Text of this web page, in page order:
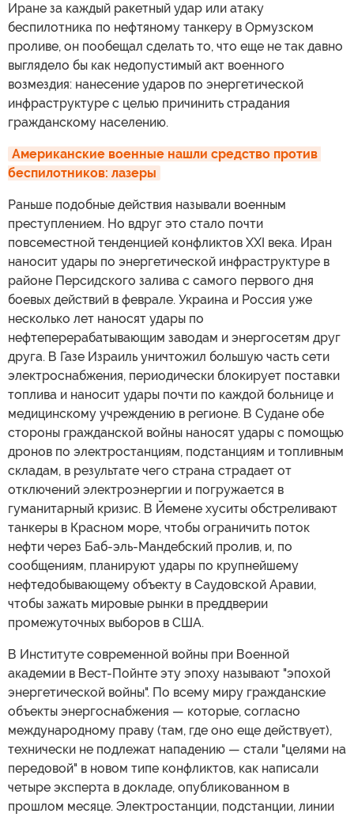
Иране за каждый ракетный удар или атаку
беспилотника по нефтяному танкеру в Ормузском
проливе, он пообещал сделать то, что еще не так давно
выглядело бы как недопустимый акт военного
возмездия: нанесение ударов по энергетической
инфраструктуре с целью причинить страдания
гражданскому населению.
Американские военные нашли средство против
беспилотников: лазеры
Раньше подобные действия называли военным
преступлением. Но вдруг это стало почти
повсеместной тенденцией конфликтов XXI века. Иран
наносит удары по энергетической инфраструктуре в
районе Персидского залива с самого первого дня
боевых действий в феврале. Украина и Россия уже
несколько лет наносят удары по
нефтеперерабатывающим заводам и энергосетям друг
друга. В Газе Израиль уничтожил большую часть сети
электроснабжения, периодически блокирует поставки
топлива и наносит удары почти по каждой больнице и
медицинскому учреждению в регионе. В Судане обе
стороны гражданской войны наносят удары с помощью
дронов по электростанциям, подстанциям и топливным
складам, в результате чего страна страдает от
отключений электроэнергии и погружается в
гуманитарный кризис. В Йемене хуситы обстреливают
танкеры в Красном море, чтобы ограничить поток
нефти через Баб-эль-Мандебский пролив, и, по
сообщениям, планируют удары по крупнейшему
нефтедобывающему объекту в Саудовской Аравии,
чтобы зажать мировые рынки в преддверии
промежуточных выборов в США.
В Институте современной войны при Военной
академии в Вест-Пойнте эту эпоху называют "эпохой
энергетической войны". По всему миру гражданские
объекты энергоснабжения — которые, согласно
международному праву (там, где оно еще действует),
технически не подлежат нападению — стали "целями на
передовой" в новом типе конфликтов, как написали
четыре эксперта в докладе, опубликованном в
прошлом месяце. Электростанции, подстанции, линии